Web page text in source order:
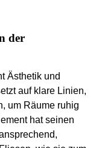
der
Ästhetik und
auf klare Linien,
um Räume ruhig
hat seinen